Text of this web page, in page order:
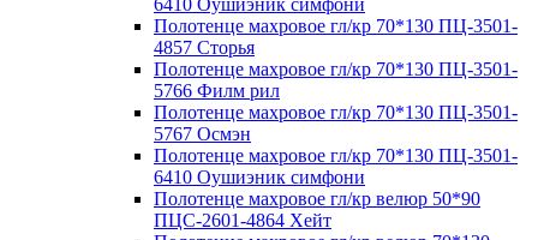
6410 Оушиэник симфони
Полотенце махровое гл/кр 70*130 ПЦ-3501-
4857 Сторья
Полотенце махровое гл/кр 70*130 ПЦ-3501-
5766 Филм рил
Полотенце махровое гл/кр 70*130 ПЦ-3501-
5767 Осмэн
Полотенце махровое гл/кр 70*130 ПЦ-3501-
6410 Оушиэник симфони
Полотенце махровое гл/кр велюр 50*90
ПЦС-2601-4864 Хейт